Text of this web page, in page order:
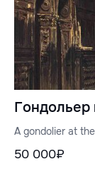
Гондольер
A gondolier at
50 000₽